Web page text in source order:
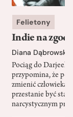
Felietony
Indie na
Diana Dąbrowska
Pociąg do
przypomina, że
zmienić człowieka
przestanie być
narcystycznym